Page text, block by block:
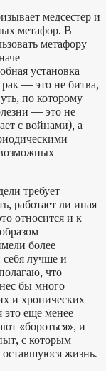
медсестер и
метафор. В
метафору
установка
рак — это не битва,
по которому
— это не
с войнами), а
требует
работает ли иная
относится и к
более
себя лучше и
что
бы много
и хронических
это еще менее
«бороться», и
с которым
жизнь.